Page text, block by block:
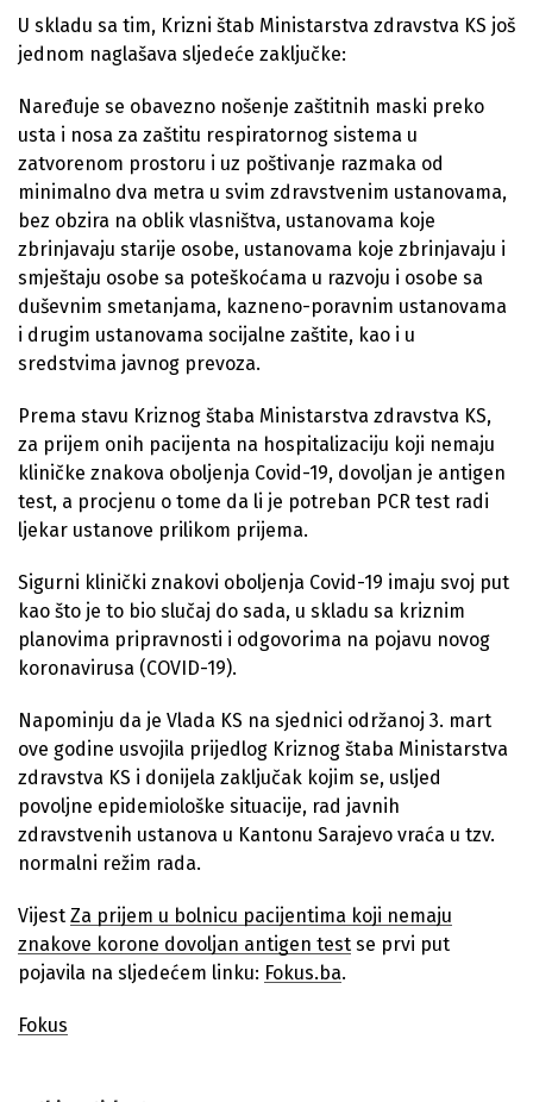
U skladu sa tim, Krizni štab Ministarstva zdravstva KS još
jednom naglašava sljedeće zaključke:
Naređuje se obavezno nošenje zaštitnih maski preko
usta i nosa za zaštitu respiratornog sistema u
zatvorenom prostoru i uz poštivanje razmaka od
minimalno dva metra u svim zdravstvenim ustanovama,
bez obzira na oblik vlasništva, ustanovama koje
zbrinjavaju starije osobe, ustanovama koje zbrinjavaju i
smještaju osobe sa poteškoćama u razvoju i osobe sa
duševnim smetanjama, kazneno-poravnim ustanovama
i drugim ustanovama socijalne zaštite, kao i u
sredstvima javnog prevoza.
Prema stavu Kriznog štaba Ministarstva zdravstva KS,
za prijem onih pacijenta na hospitalizaciju koji nemaju
kliničke znakova oboljenja Covid-19, dovoljan je antigen
test, a procjenu o tome da li je potreban PCR test radi
ljekar ustanove prilikom prijema.
Sigurni klinički znakovi oboljenja Covid-19 imaju svoj put
kao što je to bio slučaj do sada, u skladu sa kriznim
planovima pripravnosti i odgovorima na pojavu novog
koronavirusa (COVID-19).
Napominju da je Vlada KS na sjednici održanoj 3. mart
ove godine usvojila prijedlog Kriznog štaba Ministarstva
zdravstva KS i donijela zaključak kojim se, usljed
povoljne epidemiološke situacije, rad javnih
zdravstvenih ustanova u Kantonu Sarajevo vraća u tzv.
normalni režim rada.
Vijest Za prijem u bolnicu pacijentima koji nemaju
znakove korone dovoljan antigen test se prvi put
pojavila na sljedećem linku: Fokus.ba.
Fokus